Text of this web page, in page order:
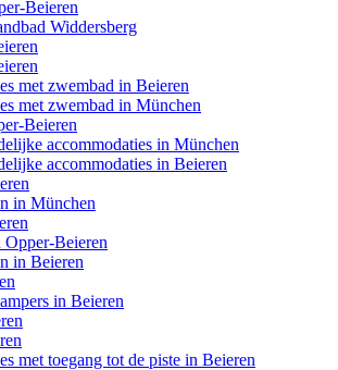
Beieren
Widdersberg
met zwembad in Beieren
met zwembad in München
Beieren
accommodaties in München
accommodaties in Beieren
in München
Beieren
in Beieren
in Beieren
met toegang tot de piste in Beieren